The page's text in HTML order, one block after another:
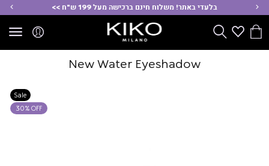
בלעדי באתר! משלוח חינם ברכישה מעל 199 ש"ח >>
הסל
Wishlistחפש
Sale
30% OFF
New Water Eyeshadow